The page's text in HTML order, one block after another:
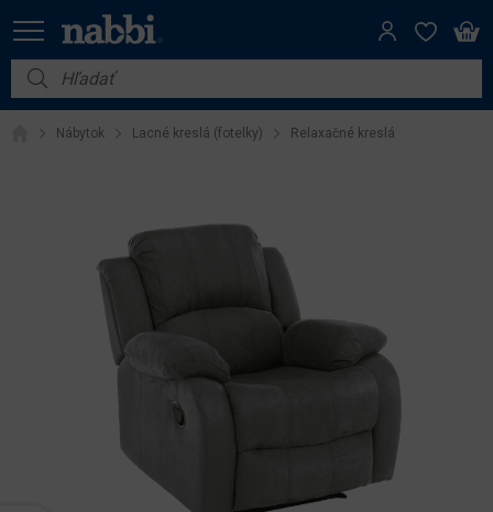
Nábytok
Vybavenie do domácnosti
Výpredaj
Nábytok Lacné kreslá (fotelky) Relaxačné kreslá